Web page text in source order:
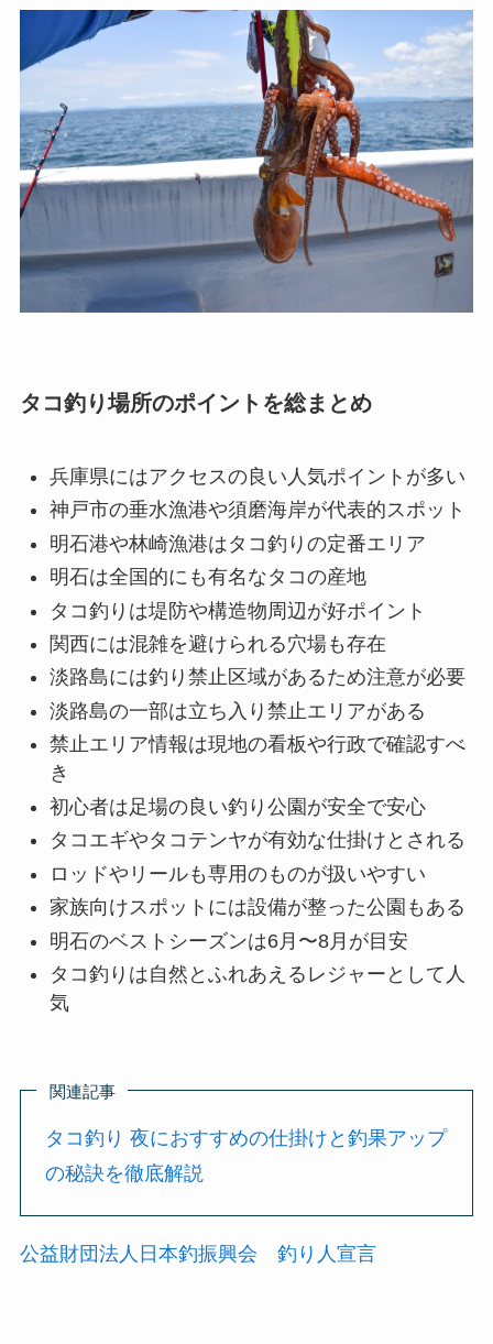
タコ釣り場所のポイントを総まとめ
兵庫県にはアクセスの良い人気ポイントが多い
神戸市の垂水漁港や須磨海岸が代表的スポット
明石港や林崎漁港はタコ釣りの定番エリア
明石は全国的にも有名なタコの産地
タコ釣りは堤防や構造物周辺が好ポイント
関西には混雑を避けられる穴場も存在
淡路島には釣り禁止区域があるため注意が必要
淡路島の一部は立ち入り禁止エリアがある
禁止エリア情報は現地の看板や行政で確認すべ
き
初心者は足場の良い釣り公園が安全で安心
タコエギやタコテンヤが有効な仕掛けとされる
ロッドやリールも専用のものが扱いやすい
家族向けスポットには設備が整った公園もある
明石のベストシーズンは6月〜8月が目安
タコ釣りは自然とふれあえるレジャーとして人
気
関連記事
タコ釣り 夜におすすめの仕掛けと釣果アップ
の秘訣を徹底解説
公益財団法人日本釣振興会 釣り人宣言